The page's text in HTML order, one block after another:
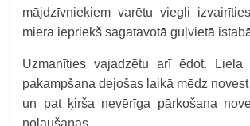
mājdzīvniekiem varētu viegli
miera iepriekš sagatavotā guļvietā
Uzmanīties vajadzētu arī ēdot. Liela
pakampšana dejošas laikā mēdz
un pat ķirša nevērīga pārkošana
nolaušanas.